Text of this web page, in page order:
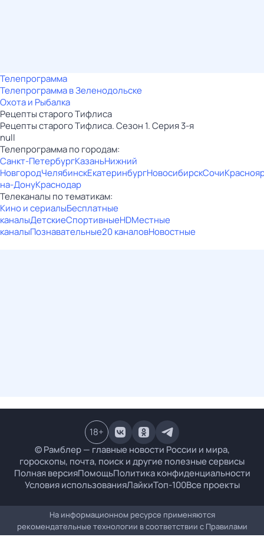
Телепрограмма
Телепрограмма в Зеленодольске
Охота и Рыбалка
Рецепты старого Тифлиса
Рецепты старого Тифлиса. Сезон 1. Серия 3-я
null
Телепрограмма по городам:
Санкт-ПетербургКазаньНижний
НовгородЧелябинскЕкатеринбургНовосибирскСочи
на-ДонуКраснодар
Телеканалы по тематикам:
Кино и сериалыБесплатные
каналыДетскиеСпортивныеHDМестные
каналыПознавательные20 каналовНовостные
© Рамблер — главные новости России и мира,
гороскопы, почта, поиск и другие полезные сервисы
Полная версияПомощьПолитика конфиденциальности
Условия использованияЛайкиТоп-100Все проекты
18+
На информационном ресурсе применяются
рекомендательные технологии в соответствии с Правилами